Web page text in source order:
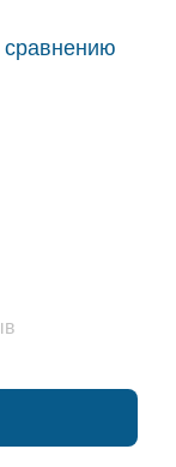
сравнению